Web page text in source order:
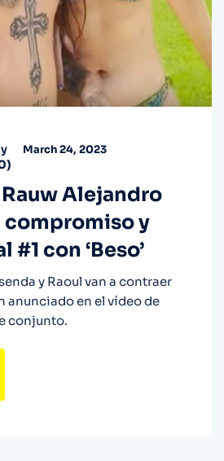
March 24, 2023
)
Alejandro
compromiso y
#1 con ‘Beso’
y Raoul van a contraer
anunciado en el vídeo de
conjunto.